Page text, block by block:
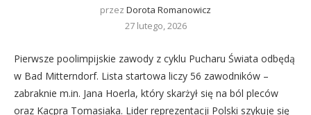
przez Dorota Romanowicz
27 lutego, 2026
Pierwsze poolimpijskie zawody z cyklu Pucharu Świata odbędą
w Bad Mitterndorf. Lista startowa liczy 56 zawodników –
zabraknie m.in. Jana Hoerla, który skarżył się na ból pleców
oraz Kacpra Tomasiaka. Lider reprezentacji Polski szykuje się